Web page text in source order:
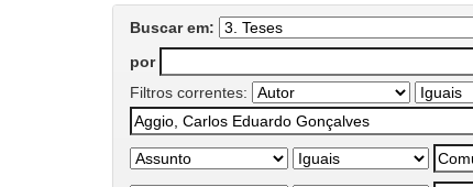
Buscar em:
por
Filtros correntes: